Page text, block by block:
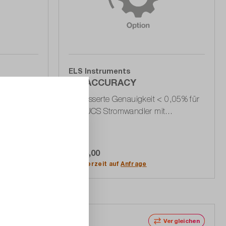
ELS Instruments
CT-ACCURACY
Verbesserte Genauigkeit < 0,05% für
0-FLUCS Stromwandler mit
€ 155,00
Lieferzeit aufAnfrage
Vergleichen